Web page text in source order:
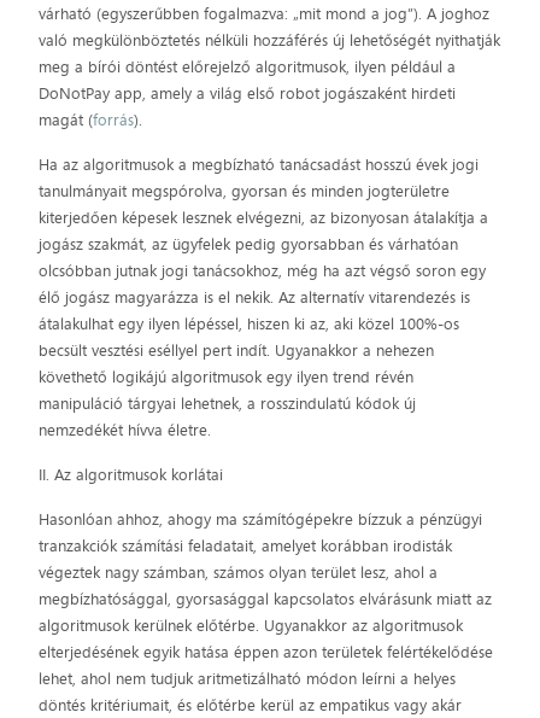
várható (egyszerűbben fogalmazva: „mit mond a jog”). A joghoz
való megkülönböztetés nélküli hozzáférés új lehetőségét nyithatják
meg a bírói döntést előrejelző algoritmusok, ilyen például a
DoNotPay app, amely a világ első robot jogászaként hirdeti
magát (forrás).
Ha az algoritmusok a megbízható tanácsadást hosszú évek jogi
tanulmányait megspórolva, gyorsan és minden jogterületre
kiterjedően képesek lesznek elvégezni, az bizonyosan átalakítja a
jogász szakmát, az ügyfelek pedig gyorsabban és várhatóan
olcsóbban jutnak jogi tanácsokhoz, még ha azt végső soron egy
élő jogász magyarázza is el nekik. Az alternatív vitarendezés is
átalakulhat egy ilyen lépéssel, hiszen ki az, aki közel 100%-os
becsült vesztési eséllyel pert indít. Ugyanakkor a nehezen
követhető logikájú algoritmusok egy ilyen trend révén
manipuláció tárgyai lehetnek, a rosszindulatú kódok új
nemzedékét hívva életre.
II. Az algoritmusok korlátai
Hasonlóan ahhoz, ahogy ma számítógépekre bízzuk a pénzügyi
tranzakciók számítási feladatait, amelyet korábban irodisták
végeztek nagy számban, számos olyan terület lesz, ahol a
megbízhatósággal, gyorsasággal kapcsolatos elvárásunk miatt az
algoritmusok kerülnek előtérbe. Ugyanakkor az algoritmusok
elterjedésének egyik hatása éppen azon területek felértékelődése
lehet, ahol nem tudjuk aritmetizálható módon leírni a helyes
döntés kritériumait, és előtérbe kerül az empatikus vagy akár